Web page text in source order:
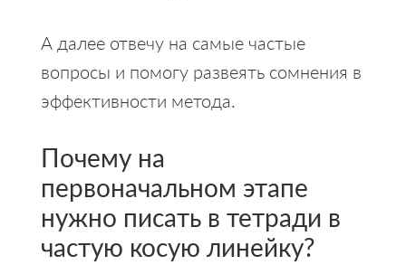
А далее отвечу на самые частые
вопросы и помогу развеять сомнения в
эффективности метода.
Почему на
первоначальном этапе
нужно писать в тетради в
частую косую линейку?